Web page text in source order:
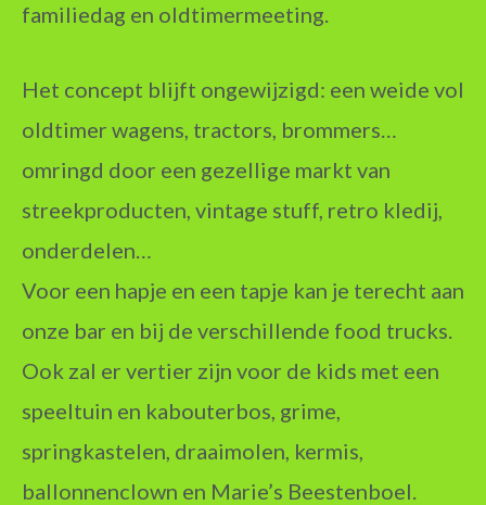
familiedag en oldtimermeeting.
Het concept blijft ongewijzigd: een weide vol
oldtimer wagens, tractors, brommers…
omringd door een gezellige markt van
streekproducten, vintage stuff, retro kledij,
onderdelen…
Voor een hapje en een tapje kan je terecht aan
onze bar en bij de verschillende food trucks.
Ook zal er vertier zijn voor de kids met een
speeltuin en kabouterbos, grime,
springkastelen, draaimolen, kermis,
ballonnenclown en Marie’s Beestenboel.